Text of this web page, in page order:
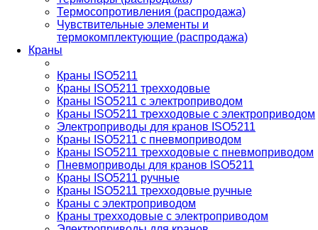
Термосопротивления (распродажа)
Чувствительные элементы и
термокомплектующие (распродажа)
Краны
Краны ISO5211
Краны ISO5211 трехходовые
Краны ISO5211 с электроприводом
Краны ISO5211 трехходовые с электроприводом
Электроприводы для кранов ISO5211
Краны ISO5211 с пневмоприводом
Краны ISO5211 трехходовые с пневмоприводом
Пневмоприводы для кранов ISO5211
Краны ISO5211 ручные
Краны ISO5211 трехходовые ручные
Краны с электроприводом
Краны трехходовые с электроприводом